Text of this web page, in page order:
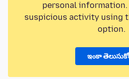
personal information.
suspicious activity using
option.
ఇంకా